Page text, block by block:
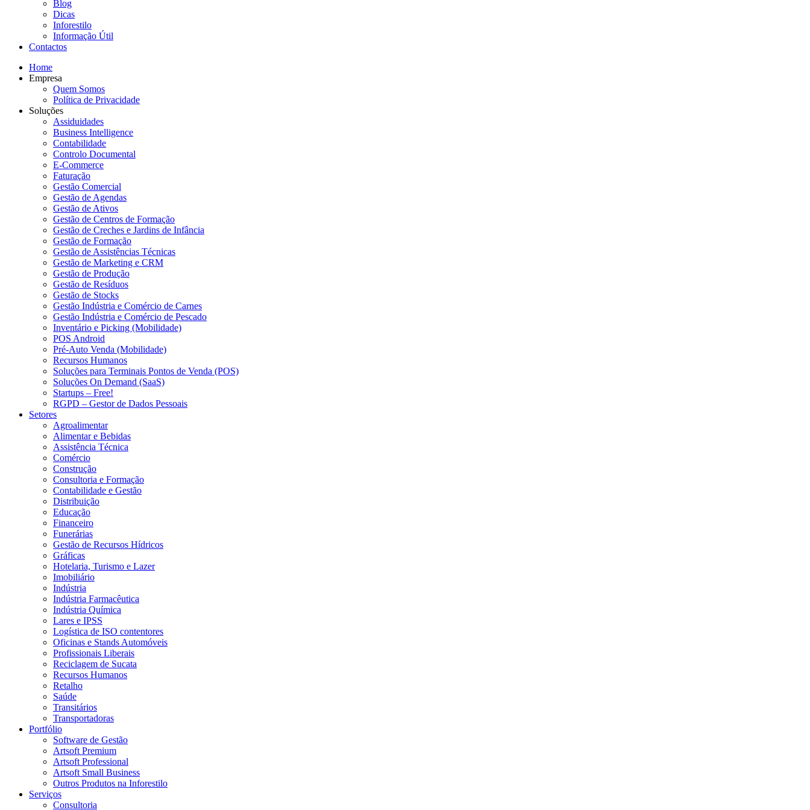
Blog
Dicas
Inforestilo
Informação Útil
Contactos
Home
Empresa
Quem Somos
Política de Privacidade
Soluções
Assiduidades
Business Intelligence
Contabilidade
Controlo Documental
E-Commerce
Faturação
Gestão Comercial
Gestão de Agendas
Gestão de Ativos
Gestão de Centros de Formação
Gestão de Creches e Jardins de Infância
Gestão de Formação
Gestão de Assistências Técnicas
Gestão de Marketing e CRM
Gestão de Produção
Gestão de Resíduos
Gestão de Stocks
Gestão Indústria e Comércio de Carnes
Gestão Indústria e Comércio de Pescado
Inventário e Picking (Mobilidade)
POS Android
Pré-Auto Venda (Mobilidade)
Recursos Humanos
Soluções para Terminais Pontos de Venda (POS)
Soluções On Demand (SaaS)
Startups – Free!
RGPD – Gestor de Dados Pessoais
Setores
Agroalimentar
Alimentar e Bebidas
Assistência Técnica
Comércio
Construção
Consultoria e Formação
Contabilidade e Gestão
Distribuição
Educação
Financeiro
Funerárias
Gestão de Recursos Hídricos
Gráficas
Hotelaria, Turismo e Lazer
Imobiliário
Indústria
Indústria Farmacêutica
Indústria Química
Lares e IPSS
Logística de ISO contentores
Oficinas e Stands Automóveis
Profissionais Liberais
Reciclagem de Sucata
Recursos Humanos
Retalho
Saúde
Transitários
Transportadoras
Portfólio
Software de Gestão
Artsoft Premium
Artsoft Professional
Artsoft Small Business
Outros Produtos na Inforestilo
Serviços
Consultoria